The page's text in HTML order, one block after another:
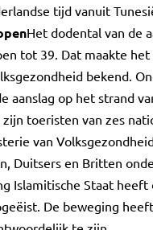
tijd vanuit
Het dodental van de
tot 39. Dat maakte het
bekend.
aanslag op het strand
zijn toeristen van zes
van
Duitsers en Britten
Islamitische Staat heeft
De beweging